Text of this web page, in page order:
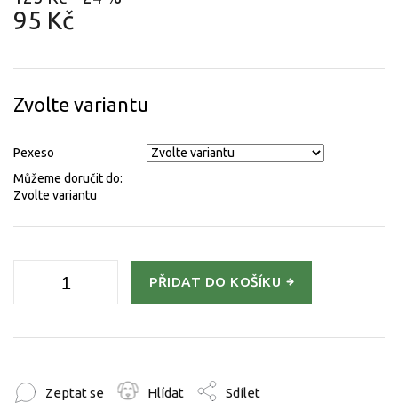
95 Kč
cena:
Zvolte variantu
Pexeso
Můžeme doručit do:
Zvolte variantu
PŘIDAT DO KOŠÍKU
Zeptat se Hlídat Sdílet